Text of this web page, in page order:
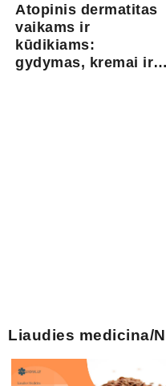
Atopinis dermatitas
vaikams ir
kūdikiams:
gydymas, kremai ir
Liaudies medicina/